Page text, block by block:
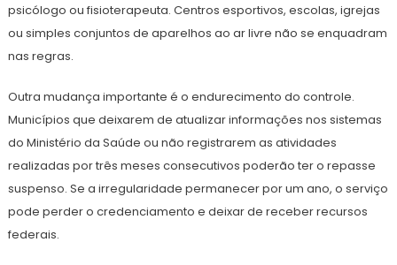
psicólogo ou fisioterapeuta. Centros esportivos, escolas, igrejas
ou simples conjuntos de aparelhos ao ar livre não se enquadram
nas regras.
Outra mudança importante é o endurecimento do controle.
Municípios que deixarem de atualizar informações nos sistemas
do Ministério da Saúde ou não registrarem as atividades
realizadas por três meses consecutivos poderão ter o repasse
suspenso. Se a irregularidade permanecer por um ano, o serviço
pode perder o credenciamento e deixar de receber recursos
federais.